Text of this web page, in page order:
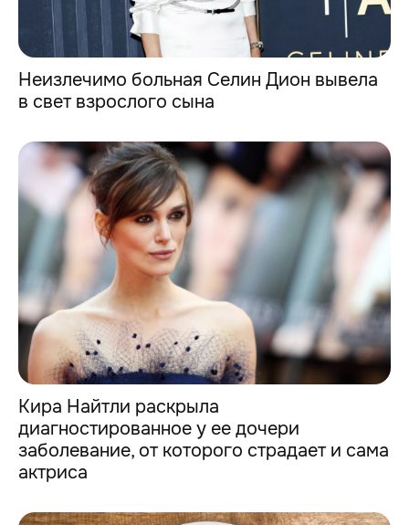
Неизлечимо больная Селин Дион вывела
в свет взрослого сына
Кира Найтли раскрыла
диагностированное у ее дочери
заболевание, от которого страдает и сама
актриса